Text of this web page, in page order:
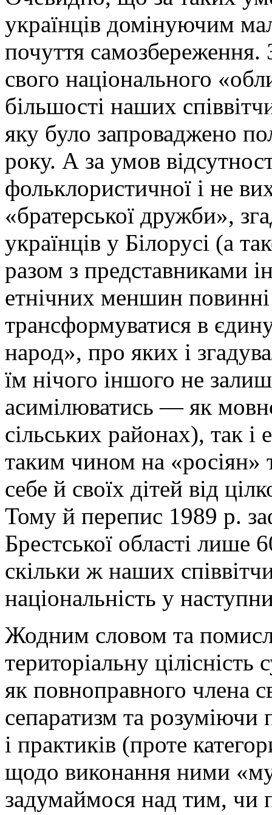
українців домінуючим
почуття
свого національного
більшості наших
яку було запроваджено
року. А за умов
фольклористичної і не
«братерської дружби»,
українців у Білорусі (а
разом з представниками
етнічних меншин повинні
трансформуватися в
народ», про яких і
їм нічого іншого не
асимілюватись — як
сільських районах), так
таким чином на «росіян»
себе й своїх дітей від
Тому й перепис 1989 р.
Брестської області лише
скільки ж наших
національність у
Жодним словом та
територіальну цілісність
як повноправного члена
сепаратизм та розуміючи
і практиків (проте
щодо виконання ними
задумаймося над тим, чи